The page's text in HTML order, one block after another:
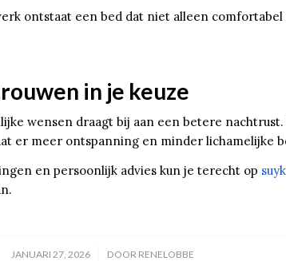
ontstaat een bed dat niet alleen comfortabel
in je keuze
wensen draagt bij aan een betere
er meer ontspanning en minder lichamelijke
en persoonlijk advies kun je terecht op
JANUARI 27, 2026
/ DOOR RENELOBBE